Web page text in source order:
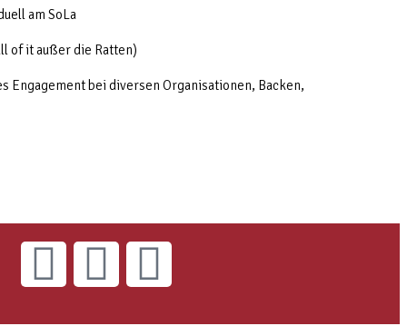
am SoLa
of it außer die Ratten)
Engagement bei diversen Organisationen, Backen,